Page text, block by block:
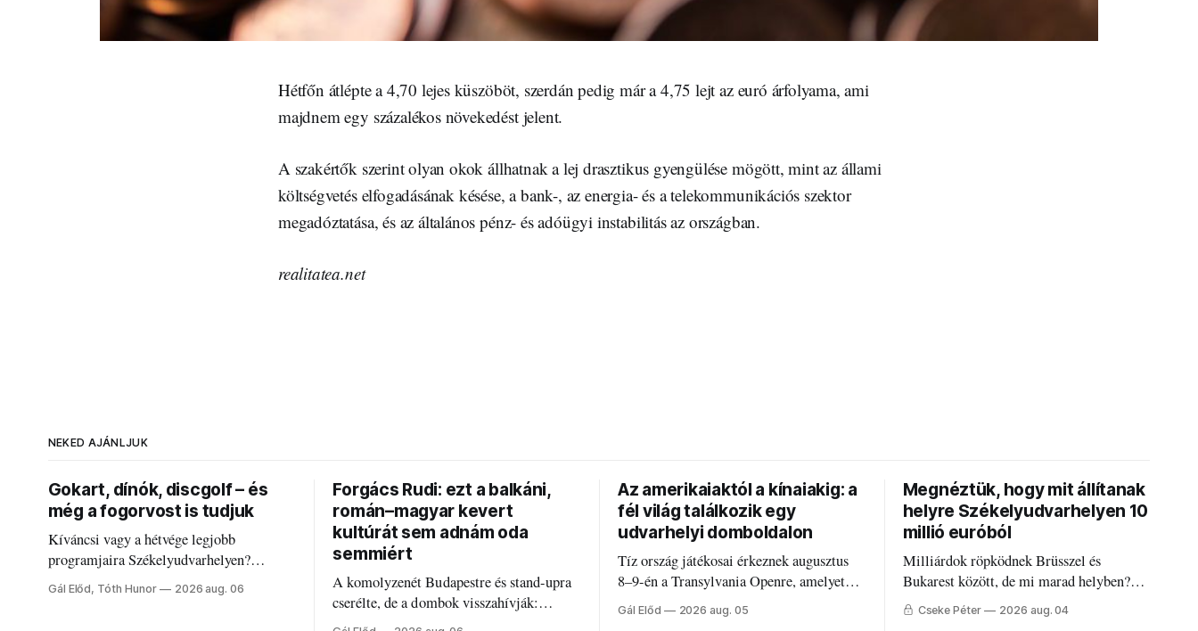
Hétfőn átlépte a 4,70 lejes küszöböt, szerdán pedig már a 4,75 lejt az euró árfolyama, ami
majdnem egy százalékos növekedést jelent.
A szakértők szerint olyan okok állhatnak a lej drasztikus gyengülése mögött, mint az állami
költségvetés elfogadásának késése, a bank-, az energia- és a telekommunikációs szektor
megadóztatása, és az általános pénz- és adóügyi instabilitás az országban.
realitatea.net
NEKED AJÁNLJUK
Gokart, dínók, discgolf – és
még a fogorvost is tudjuk
Kíváncsi vagy a hétvége legjobb
programjaira Székelyudvarhelyen?
Nálunk megtalálod őket – sőt, ha baj van a
fogaddal, a fogorvosi ügyeletet is!
Gál Előd, Tóth Hunor 2026 aug. 06
Forgács Rudi: ezt a balkáni,
román–magyar kevert
kultúrát sem adnám oda
semmiért
A komolyzenét Budapestre és stand-upra
cserélte, de a dombok visszahívják:
Forgács Rudi humorról, származásról és
Az amerikaiaktól a kínaiakig: a
fél világ találkozik egy
udvarhelyi domboldalon
Tíz ország játékosai érkeznek augusztus
8–9-én a Transylvania Openre, amelyet
Románia legrégebben működő állandó
discgolfpályáján rendeznek meg.
Gál Előd 2026 aug. 05
Megnéztük, hogy mit állítanak
helyre Székelyudvarhelyen 10
millió euróból
Milliárdok röpködnek Brüsszel és
Bukarest között, de mi marad helyben?
Mire költik a PNRR-pénzeket
Cseke Péter 2026 aug. 04